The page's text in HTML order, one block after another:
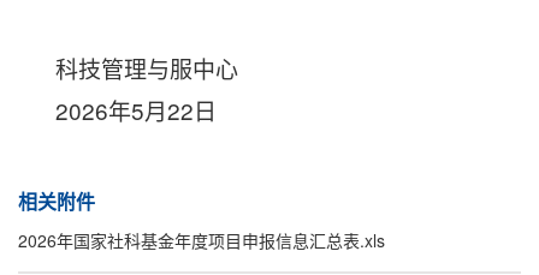
科技管理与服中心
2026年5月22日
相关附件
2026年国家社科基金年度项目申报信息汇总表.xls